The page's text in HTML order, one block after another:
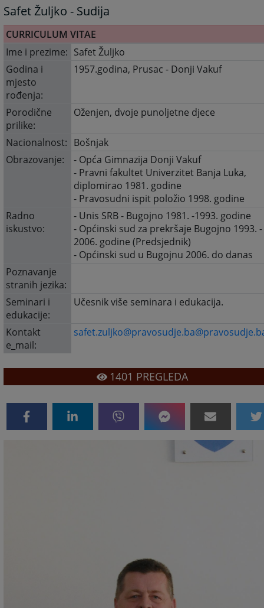
Safet Žuljko - Sudija
CURRICULUM VITAE
Ime i prezime: Safet Žuljko
Godina i
mjesto
rođenja:
1957.godina, Prusac - Donji Vakuf
Porodične
prilike:
Oženjen, dvoje punoljetne djece
Nacionalnost: Bošnjak
Obrazovanje:
- Opća Gimnazija Donji Vakuf
- Pravni fakultet Univerzitet Banja Luka,
diplomirao 1981. godine
- Pravosudni ispit položio 1998. godine
Radno
iskustvo:
- Unis SRB - Bugojno 1981. -1993. godine
- Općinski sud za prekršaje Bugojno 1993. -
2006. godine (Predsjednik)
- Općinski sud u Bugojnu 2006. do danas
Poznavanje
stranih jezika:
Seminari i
edukacije:
Učesnik više seminara i edukacija.
Kontakt
e_mail:
1401 PREGLEDA